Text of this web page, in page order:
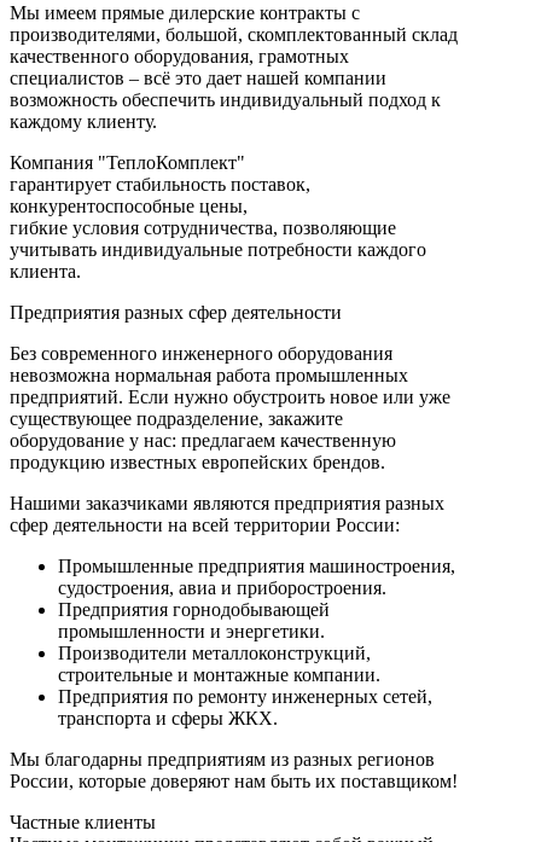
Мы имеем прямые дилерские контракты с
производителями, большой, скомплектованный склад
качественного оборудования, грамотных
специалистов – всё это дает нашей компании
возможность обеспечить индивидуальный подход к
каждому клиенту.
Компания "ТеплоКомплект"
гарантирует стабильность поставок,
конкурентоспособные цены,
гибкие условия сотрудничества, позволяющие
учитывать индивидуальные потребности каждого
клиента.
Предприятия разных сфер деятельности
Без современного инженерного оборудования
невозможна нормальная работа промышленных
предприятий. Если нужно обустроить новое или уже
существующее подразделение, закажите
оборудование у нас: предлагаем качественную
продукцию известных европейских брендов.
Нашими заказчиками являются предприятия разных
сфер деятельности на всей территории России:
Промышленные предприятия машиностроения,
судостроения, авиа и приборостроения.
Предприятия горнодобывающей
промышленности и энергетики.
Производители металлоконструкций,
строительные и монтажные компании.
Предприятия по ремонту инженерных сетей,
транспорта и сферы ЖКХ.
Мы благодарны предприятиям из разных регионов
России, которые доверяют нам быть их поставщиком!
Частные клиенты